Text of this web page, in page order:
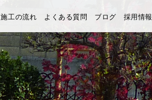
施工の流れ よくある質問 ブログ 採用情報